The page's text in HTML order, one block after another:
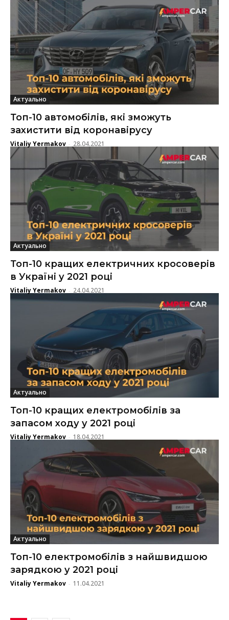
Актуально
Топ-10 автомобілів, які зможуть
захистити від коронавірусу
Vitaliy Yermakov - 28.04.2021
Актуально
Топ-10 кращих електричних кросоверів
в Україні у 2021 році
Vitaliy Yermakov - 24.04.2021
Актуально
Топ-10 кращих електромобілів за
запасом ходу у 2021 році
Vitaliy Yermakov - 18.04.2021
Актуально
Топ-10 електромобілів з найшвидшою
зарядкою у 2021 році
Vitaliy Yermakov - 11.04.2021